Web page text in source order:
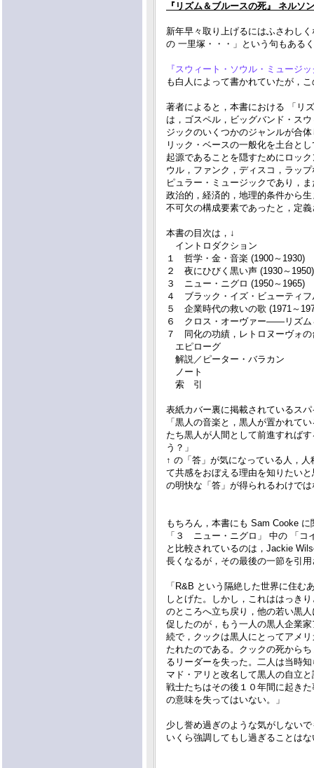
『リズム＆ブルースの死』 ネル
新年早々取り上げるにはふさわし
の 一里塚・・・」という句もある
『スウィート・ソウル・ミュージ
も白人によって書かれていたが，
著者によると，本書における 「リ
は，ゴスペル，ビッグバンド・ス
ジックのいくつかのジャンルが合
リック・ベースの一般化を土台と
起源であることを隠すためにロッ
ウル，ファンク，ディスコ，ラッ
ピュラー・ミュージックであり，
政治的，経済的，地理的条件から
不可欠の構成要素であったと，定
本書の目次は，↓
イントロダクション
１ 哲学・金・音楽 (1900～1930)
２ 夜にひびく黒い声 (1930～1950)
３ ニュー・ニグロ (1950～1965)
４ ブラック・イズ・ビューティフ
５ 企業時代の救いの歌 (1971～
６ クロス・オーヴァー――リズム
７ 同化の功績，レトロヌーヴォの
エピローグ
解説／ピーター・バラカン
ノート
索 引
表紙カバー裏に掲載されているス
「黒人の音楽と，黒人が置かれて
たち黒人が人間として前進すれば
う？」
↑ の「答」が気になっている人，
て共感をおぼえる理由を知りたい
の明快な「答」が得られるわけで
もちろん，本書にも Sam Cooke
「３ ニュー・ニグロ」 中の 「コ
と比較されているのは，Jackie
長くなるが，その最後の一節を引
「R&B という隔絶した世界に住
しとげた。しかし，これははっき
のところへ立ち戻り，他の若い黒
促したのが，もう一人の黒人企業
続で，クックは黒人にとってアメ
たれたのである。クックの死から
るリーダーを失った。二人は当時
マド・アリと改名して黒人の自立
戦士たちはその後１０年間に起き
の意味を失ってはいない。」
少し誉め過ぎのような気がしない
いくら強調してもし過ぎることは